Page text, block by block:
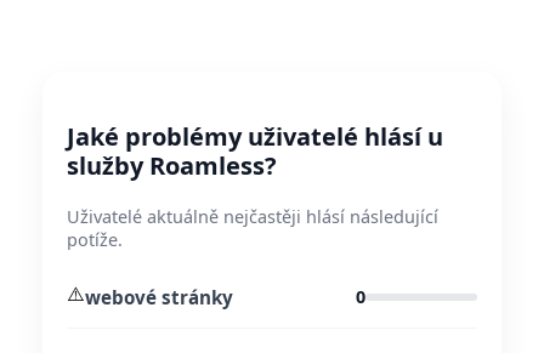
Jaké problémy uživatelé hlásí u
služby Roamless?
Uživatelé aktuálně nejčastěji hlásí následující
potíže.
⚠️webové stránky 0